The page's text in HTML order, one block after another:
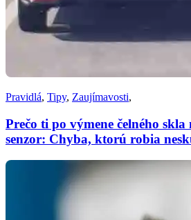
Pravidlá, Tipy, Zaujímavosti,
Prečo ti po výmene čelného
senzor: Chyba, ktorú robia